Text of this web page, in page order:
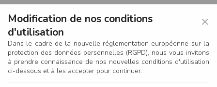
×
Modification de nos conditions
d'utilisation
Dans le cadre de la nouvelle réglementation européenne sur la
protection des données personnelles (RGPD), nous vous invitons
à prendre connaissance de nos nouvelles conditions d'utilisation
ci-dessous et à les accepter pour continuer.